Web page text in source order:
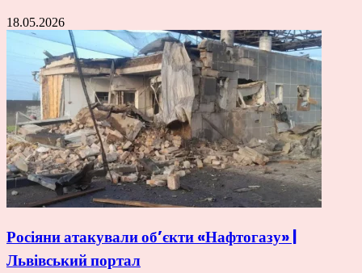
18.05.2026
Росіяни атакували об’єкти «Нафтогазу» |
Львівський портал